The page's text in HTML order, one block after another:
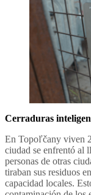
Cerraduras
En Topoľčany viven
ciudad se enfrentó al
personas de otras
tiraban sus residuos
capacidad locales.